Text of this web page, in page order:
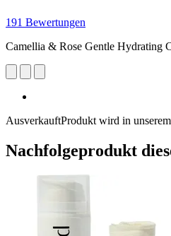
191 Bewertungen
Camellia & Rose Gentle Hydrating
AusverkauftProdukt wird in
Nachfolgeprodukt